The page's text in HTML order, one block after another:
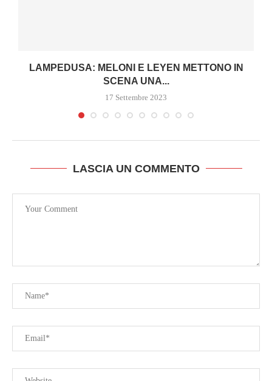
LAMPEDUSA: MELONI E LEYEN METTONO IN
SCENA UNA...
17 Settembre 2023
LASCIA UN COMMENTO